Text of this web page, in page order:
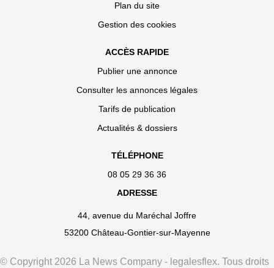
Plan du site
Gestion des cookies
ACCÈS RAPIDE
Publier une annonce
Consulter les annonces légales
Tarifs de publication
Actualités & dossiers
TÉLÉPHONE
08 05 29 36 36
ADRESSE
44, avenue du Maréchal Joffre
53200 Château-Gontier-sur-Mayenne
© Copyright 2026 La News Company - legalesflex. Tous droits